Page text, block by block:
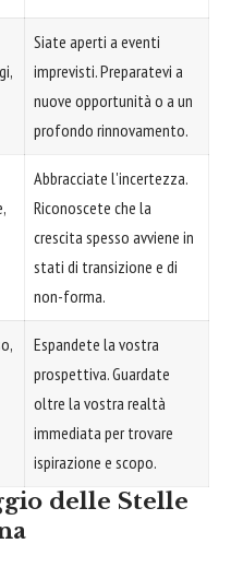
Siate aperti a eventi
imprevisti. Preparatevi a
nuove opportunità o a un
profondo rinnovamento.
Abbracciate l'incertezza.
Riconoscete che la
crescita spesso avviene in
stati di transizione e di
non-forma.
Espandete la vostra
prospettiva. Guardate
oltre la vostra realtà
immediata per trovare
ispirazione e scopo.
delle Stelle